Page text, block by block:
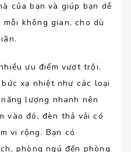
của bạn và giúp bạn dễ
không gian, cho dù
ưu điểm vượt trội.
xạ nhiệt như các loại
lượng nhanh nên
vào đó, đèn thả vải có
vi rộng. Bạn có
phòng ngủ đến phòng